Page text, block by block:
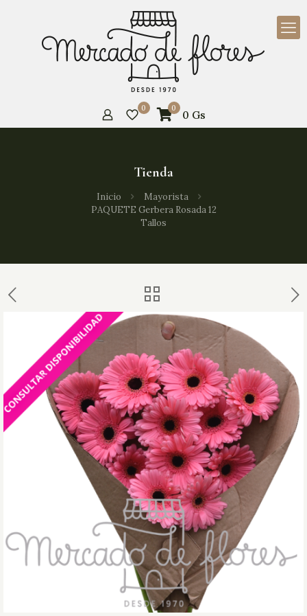
0 0 0 Gs
Tienda
Inicio
Mayorista
PAQUETE Gerbera Rosada 12
Tallos